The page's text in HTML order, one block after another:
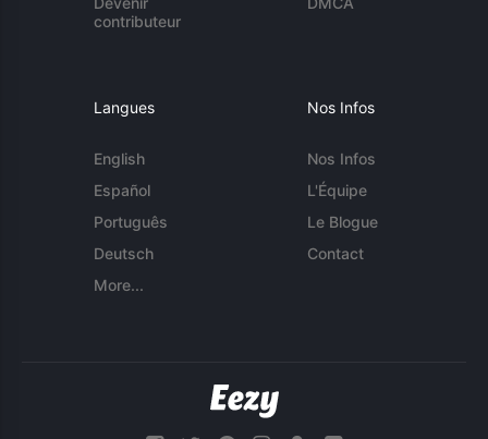
contributeur
Langues
English
Español
Português
Deutsch
More...
Nos Infos
Nos Infos
L'Équipe
Le Blogue
Contact